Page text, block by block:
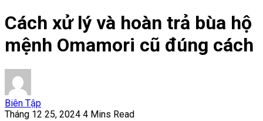
Cách xử lý và hoàn trả bùa hộ
mệnh Omamori cũ đúng cách
Biên Tập
Tháng 12 25, 2024 4 Mins Read